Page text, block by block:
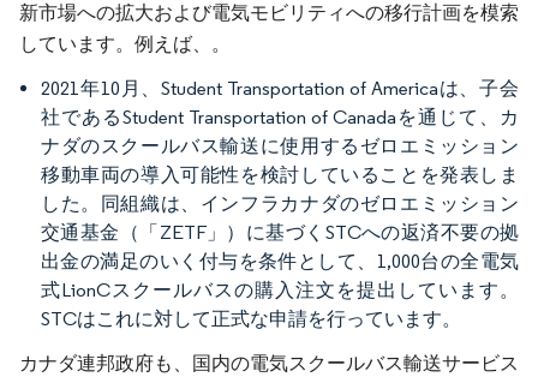
新市場への拡大および電気モビリティへの移行計画を模索
しています。例えば、。
2021年10月、Student Transportation of Americaは、子会
社であるStudent Transportation of Canadaを通じて、カ
ナダのスクールバス輸送に使用するゼロエミッション
移動車両の導入可能性を検討していることを発表しま
した。同組織は、インフラカナダのゼロエミッション
交通基金（「ZETF」）に基づくSTCへの返済不要の拠
出金の満足のいく付与を条件として、1,000台の全電気
式LionCスクールバスの購入注文を提出しています。
STCはこれに対して正式な申請を行っています。
カナダ連邦政府も、国内の電気スクールバス輸送サービス